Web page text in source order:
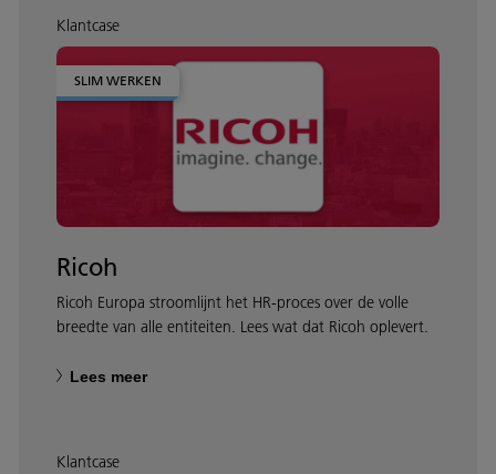
Klantcase
SLIM WERKEN
Ricoh
Ricoh Europa stroomlijnt het HR-proces over de volle
breedte van alle entiteiten. Lees wat dat Ricoh oplevert.
Lees meer
Klantcase